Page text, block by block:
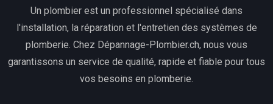
Un plombier est un professionnel spécialisé dans
l'installation, la réparation et l'entretien des systèmes de
plomberie. Chez Dépannage-Plombier.ch, nous vous
garantissons un service de qualité, rapide et fiable pour tous
vos besoins en plomberie.